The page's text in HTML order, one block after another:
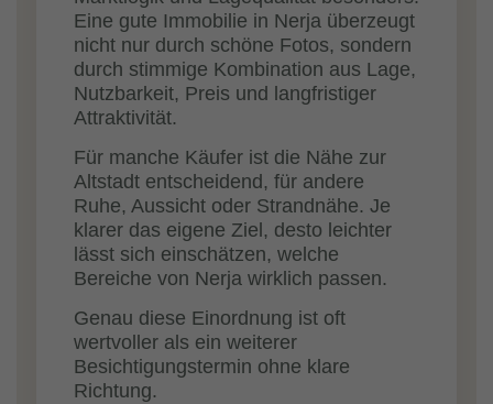
Eine gute Immobilie in Nerja überzeugt
nicht nur durch schöne Fotos, sondern
durch stimmige Kombination aus Lage,
Nutzbarkeit, Preis und langfristiger
Attraktivität.
Für manche Käufer ist die Nähe zur
Altstadt entscheidend, für andere
Ruhe, Aussicht oder Strandnähe. Je
klarer das eigene Ziel, desto leichter
lässt sich einschätzen, welche
Bereiche von Nerja wirklich passen.
Genau diese Einordnung ist oft
wertvoller als ein weiterer
Besichtigungstermin ohne klare
Richtung.